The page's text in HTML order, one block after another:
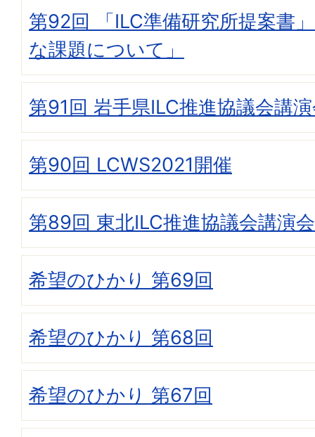
第92回 「ILC準備研究所提案書
な課題について」
第91回 岩手県ILC推進協議会講
第90回 LCWS2021開催
第89回 東北ILC推進協議会講演会
希望のひかり 第69回
希望のひかり 第68回
希望のひかり 第67回